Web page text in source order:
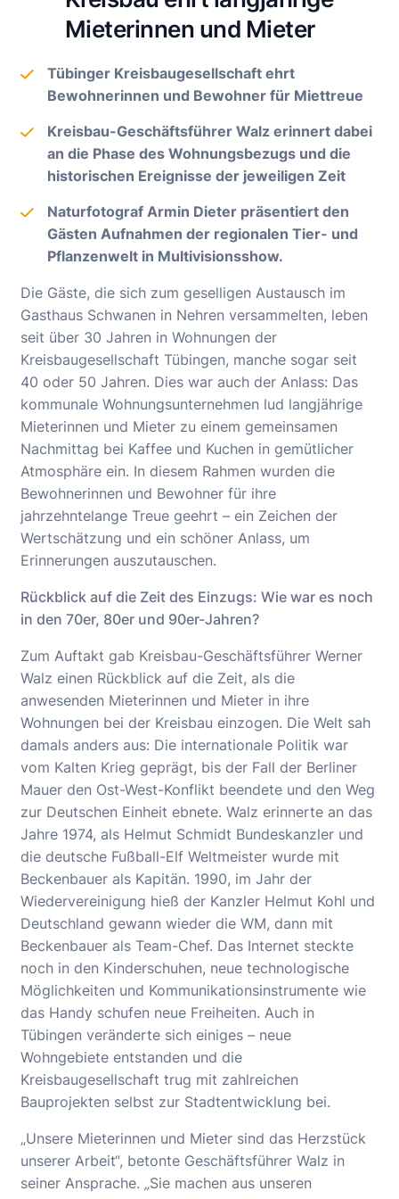
Mieterinnen und Mieter
Tübinger Kreisbaugesellschaft ehrt
Bewohnerinnen und Bewohner für Miettreue
Kreisbau-Geschäftsführer Walz erinnert dabei
an die Phase des Wohnungsbezugs und die
historischen Ereignisse der jeweiligen Zeit
Naturfotograf Armin Dieter präsentiert den
Gästen Aufnahmen der regionalen Tier- und
Pflanzenwelt in Multivisionsshow.
Die Gäste, die sich zum geselligen Austausch im
Gasthaus Schwanen in Nehren versammelten, leben
seit über 30 Jahren in Wohnungen der
Kreisbaugesellschaft Tübingen, manche sogar seit
40 oder 50 Jahren. Dies war auch der Anlass: Das
kommunale Wohnungsunternehmen lud langjährige
Mieterinnen und Mieter zu einem gemeinsamen
Nachmittag bei Kaffee und Kuchen in gemütlicher
Atmosphäre ein. In diesem Rahmen wurden die
Bewohnerinnen und Bewohner für ihre
jahrzehntelange Treue geehrt – ein Zeichen der
Wertschätzung und ein schöner Anlass, um
Erinnerungen auszutauschen.
Rückblick auf die Zeit des Einzugs: Wie war es noch
in den 70er, 80er und 90er-Jahren?
Zum Auftakt gab Kreisbau-Geschäftsführer Werner
Walz einen Rückblick auf die Zeit, als die
anwesenden Mieterinnen und Mieter in ihre
Wohnungen bei der Kreisbau einzogen. Die Welt sah
damals anders aus: Die internationale Politik war
vom Kalten Krieg geprägt, bis der Fall der Berliner
Mauer den Ost-West-Konflikt beendete und den Weg
zur Deutschen Einheit ebnete. Walz erinnerte an das
Jahre 1974, als Helmut Schmidt Bundeskanzler und
die deutsche Fußball-Elf Weltmeister wurde mit
Beckenbauer als Kapitän. 1990, im Jahr der
Wiedervereinigung hieß der Kanzler Helmut Kohl und
Deutschland gewann wieder die WM, dann mit
Beckenbauer als Team-Chef. Das Internet steckte
noch in den Kinderschuhen, neue technologische
Möglichkeiten und Kommunikationsinstrumente wie
das Handy schufen neue Freiheiten. Auch in
Tübingen veränderte sich einiges – neue
Wohngebiete entstanden und die
Kreisbaugesellschaft trug mit zahlreichen
Bauprojekten selbst zur Stadtentwicklung bei.
„Unsere Mieterinnen und Mieter sind das Herzstück
unserer Arbeit“, betonte Geschäftsführer Walz in
seiner Ansprache. „Sie machen aus unseren